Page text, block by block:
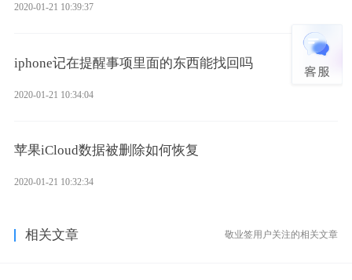
2020-01-21 10:39:37
iphone记在提醒事项里面的东西能找回吗
2020-01-21 10:34:04
苹果iCloud数据被删除如何恢复
2020-01-21 10:32:34
相关文章 敬业签用户关注的相关文章